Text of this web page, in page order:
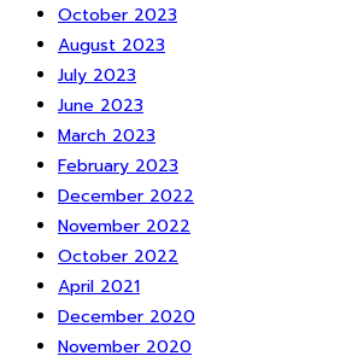
October 2023
August 2023
July 2023
June 2023
March 2023
February 2023
December 2022
November 2022
October 2022
April 2021
December 2020
November 2020